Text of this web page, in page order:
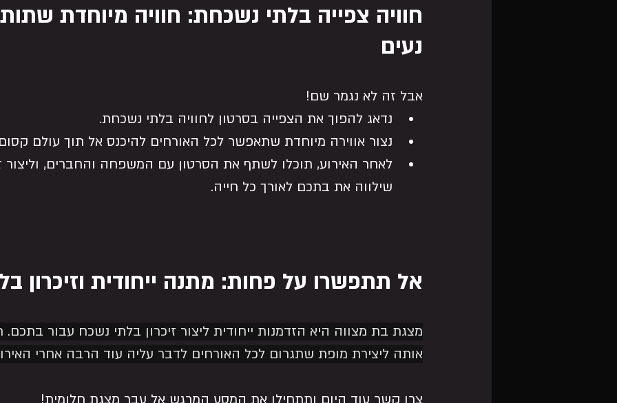
חוויה צפייה בלתי נשכחת: חוויה מיוחדת
נעים
אבל זה לא נגמר שם!
נדאג להפוך את הצפייה בסרטון לחוויה בלתי נשכחת.
נצור אווירה מיוחדת שתאפשר לכל האורחים להיכנס אל תוך עולם
לאחר האירוע, תוכלו לשתף את הסרטון עם המשפחה והחברים, וליצור
שילווה את בתכם לאורך כל חייה.
אל תתפשרו על פחות: מתנה ייחודית וזיכרון
מצגת בת מצווה היא הזדמנות ייחודית ליצור זיכרון בלתי נשכח עבור בתכם.
אותה ליצירת מופת שתגרום לכל האורחים לדבר עליה עוד הרבה אחרי